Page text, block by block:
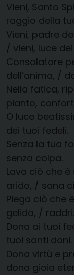
Vieni, Santo
raggio della
Vieni, padre
/ vieni, luce
Consolatore
dell’anima, /
Nella fatica,
pianto,
O luce
dei tuoi fedeli.
Senza la tua
senza colpa.
Lava ciò che
arido, / sana
Piega ciò che
gelido, /
Dona ai tuoi
tuoi santi doni.
Dona virtù e
dona gioia